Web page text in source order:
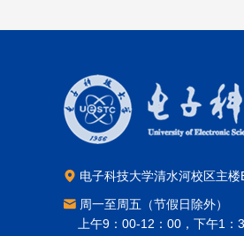
电子科技大学清水河校区主
周一至周五（节假日除外）
上午9：00-12：00，下午1：